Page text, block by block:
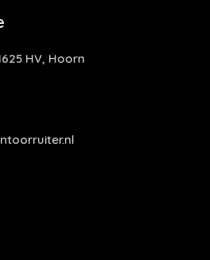
HV, Hoorn